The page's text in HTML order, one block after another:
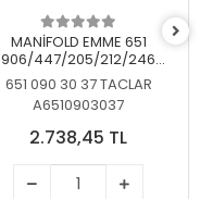
MANİFOLD EMME 651
906/447/205/212/246
KELEBEKSİZ
651 090 30 37 TACLAR
A6510903037
2.738,45 TL